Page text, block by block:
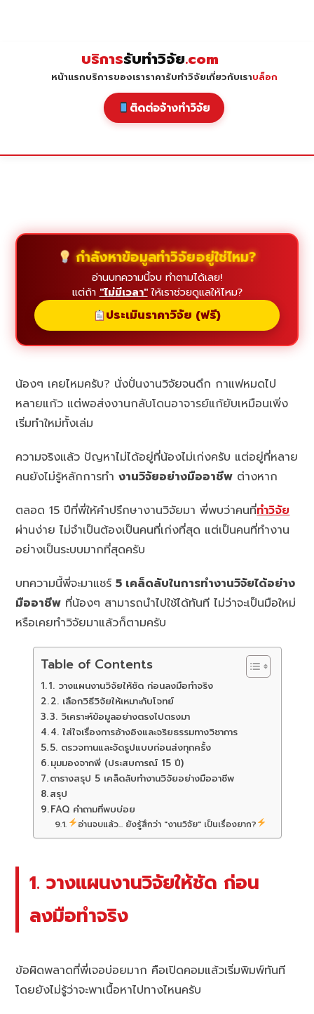
บริการรับทำวิจัย.com
หน้าแรกบริการของเราราคารับทำวิจัยเกี่ยวกับเราบล็อก
ติดต่อจ้างทำวิจัย
กำลังหาข้อมูลทำวิจัยอยู่ใช่ไหม?
อ่านบทความนี้จบ ทำตามได้เลย!
แต่ถ้า "ไม่มีเวลา"ให้เราช่วยดูแลให้ไหม?
ประเมินราคาวิจัย (ฟรี)
น้องๆ เคยไหมครับ? นั่งปั่นงานวิจัยจนดึก กาแฟหมดไป
หลายแก้ว แต่พอส่งงานกลับโดนอาจารย์แก้ยับเหมือนเพิ่ง
เริ่มทำใหม่ทั้งเล่ม
ความจริงแล้ว ปัญหาไม่ได้อยู่ที่น้องไม่เก่งครับ แต่อยู่ที่หลาย
คนยังไม่รู้หลักการทำงานวิจัยอย่างมืออาชีพ ต่างหาก
ตลอด 15 ปีที่พี่ให้คำปรึกษางานวิจัยมา พี่พบว่าคนที่ทำวิจัย
ผ่านง่าย ไม่จำเป็นต้องเป็นคนที่เก่งที่สุด แต่เป็นคนที่ทำงาน
อย่างเป็นระบบมากที่สุดครับ
บทความนี้พี่จะมาแชร์5 เคล็ดลับในการทำงานวิจัยได้อย่าง
มืออาชีพ ที่น้องๆ สามารถนำไปใช้ได้ทันที ไม่ว่าจะเป็นมือใหม่
หรือเคยทำวิจัยมาแล้วก็ตามครับ
Table of Contents
1. วางแผนงานวิจัยให้ชัด ก่อนลงมือทำจริง
2. เลือกวิธีวิจัยให้เหมาะกับโจทย์
3. วิเคราะห์ข้อมูลอย่างตรงไปตรงมา
4. ใส่ใจเรื่องการอ้างอิงและจริยธรรมทางวิชาการ
5. ตรวจทานและจัดรูปแบบก่อนส่งทุกครั้ง
มุมมองจากพี่ (ประสบการณ์ 15 ปี)
ตารางสรุป 5 เคล็ดลับทำงานวิจัยอย่างมืออาชีพ
สรุป
FAQ คำถามที่พบบ่อย
อ่านจบแล้ว... ยังรู้สึกว่า "งานวิจัย" เป็นเรื่องยาก?
1. วางแผนงานวิจัยให้ชัด ก่อน
ลงมือทำจริง
ข้อผิดพลาดที่พี่เจอบ่อยมาก คือเปิดคอมแล้วเริ่มพิมพ์ทันที
โดยยังไม่รู้ว่าจะพาเนื้อหาไปทางไหนครับ